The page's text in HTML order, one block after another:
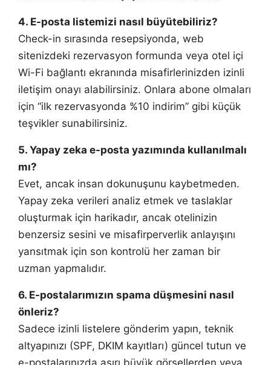
4. E-posta listemizi nasıl büyütebiliriz?
Check-in sırasında resepsiyonda, web
sitenizdeki rezervasyon formunda veya otel içi
Wi-Fi bağlantı ekranında misafirlerinizden izinli
iletişim onayı alabilirsiniz. Onlara abone olmaları
için “ilk rezervasyonda %10 indirim” gibi küçük
teşvikler sunabilirsiniz.
5. Yapay zeka e-posta yazımında kullanılmalı
mı?
Evet, ancak insan dokunuşunu kaybetmeden.
Yapay zeka verileri analiz etmek ve taslaklar
oluşturmak için harikadır, ancak otelinizin
benzersiz sesini ve misafirperverlik anlayışını
yansıtmak için son kontrolü her zaman bir
uzman yapmalıdır.
6. E-postalarımızın spama düşmesini nasıl
önleriz?
Sadece izinli listelere gönderim yapın, teknik
altyapınızı (SPF, DKIM kayıtları) güncel tutun ve
e-postalarınızda aşırı büyük görsellerden veya